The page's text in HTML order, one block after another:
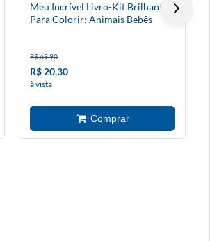
Meu Incrível Livro-Kit Brilhante
Para Colorir: Animais Bebês
R$ 69,90
R$ 20,30
à vista